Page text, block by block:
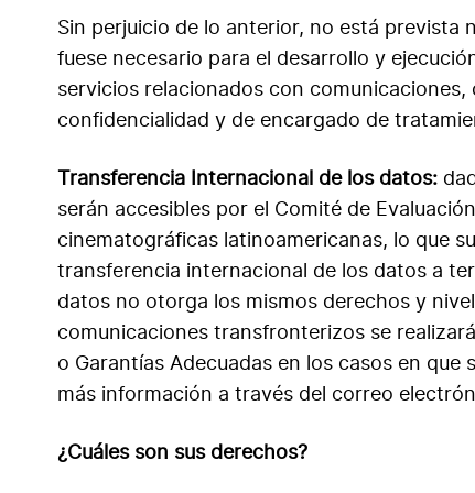
Sin perjuicio de lo anterior, no está prevista
fuese necesario para el desarrollo y
servicios relacionados con
confidencialidad y de encargado de
Transferencia Internacional de los datos:
serán accesibles por el Comité de
cinematográficas latinoamericanas, lo que
transferencia internacional de los datos a
datos no otorga los mismos derechos y
comunicaciones transfronterizos se
o Garantías Adecuadas en los casos en
más información a través del correo
¿Cuáles son sus derechos?